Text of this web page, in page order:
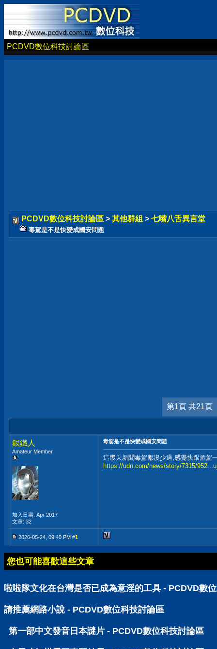
PCDVD數位科技討論區
PCDVD數位科技討論區 > 其他群組 > 七嘴八舌異言堂
毒駕是不是快變成國安問題
第1頁 共21頁
銀鐵人
Amateur Member
加入日期: Apr 2017
文章: 32
毒駕是不是快變成國安問題
這幾天新聞毒駕都沒少過,感覺快跟酒駕
https://udn.com/news/story/7315/
2026-05-24, 09:40 PM #1
您也可能喜歡這些文章
啦啦隊文化在台灣是否已成為意淫的工具 - PCDVD數
請推薦網路小說 - PCDVD數位科技討論區
第一部中文發音日本謎片 - PCDVD數位科技討論區